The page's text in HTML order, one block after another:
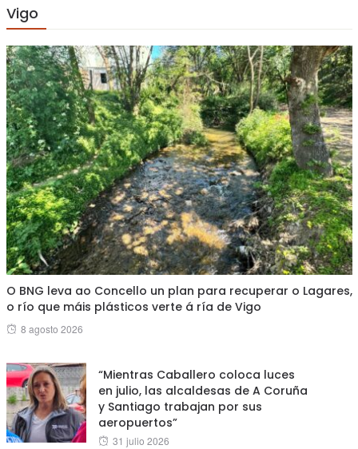
Vigo
O BNG leva ao Concello un plan para recuperar o Lagares,
o río que máis plásticos verte á ría de Vigo
Posted
8 agosto 2026
“Mientras Caballero coloca luces
en julio, las alcaldesas de A Coruña
y Santiago trabajan por sus
aeropuertos”
Posted
31 julio 2026